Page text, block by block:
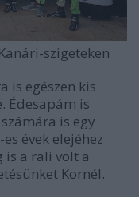
szigeteken
is egészen kis
Édesapám is
is egy
évek elejéhez
is a rali volt a
Kornél.